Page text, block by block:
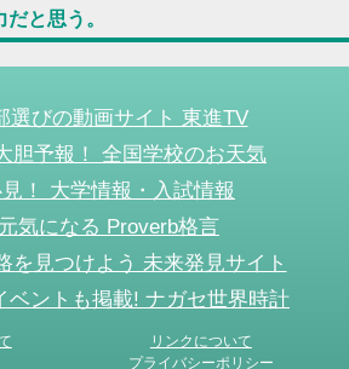
と思う。
選びの動画サイト 東進TV
胆予報！ 全国学校のお天気
！ 大学情報・入試情報
気になる Proverb格言
を見つけよう 未来発見サイト
ベントも掲載! ナガセ世界時計
リンクについて
プライバシーポリシー